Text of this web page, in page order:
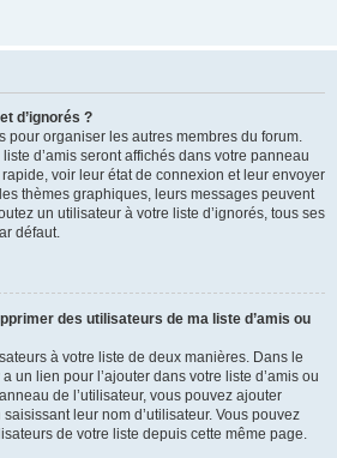
d’ignorés ?
pour organiser les autres membres du forum.
d’amis seront affichés dans votre panneau
voir leur état de connexion et leur envoyer
thèmes graphiques, leurs messages peuvent
un utilisateur à votre liste d’ignorés, tous ses
défaut.
des utilisateurs de ma liste d’amis ou
à votre liste de deux manières. Dans le
un lien pour l’ajouter dans votre liste d’amis ou
de l’utilisateur, vous pouvez ajouter
leur nom d’utilisateur. Vous pouvez
de votre liste depuis cette même page.